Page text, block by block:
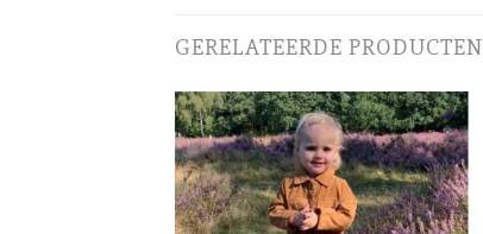
GERELATEERDE PRODUCTEN
Toevoegen
aan
wenslijst